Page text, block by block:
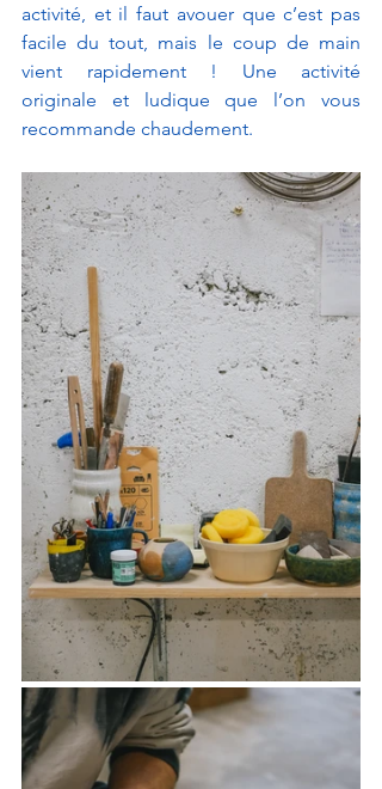
activité, et il faut avouer que c’est pas
facile du tout, mais le coup de main
vient rapidement ! Une activité
originale et ludique que l’on vous
recommande chaudement.